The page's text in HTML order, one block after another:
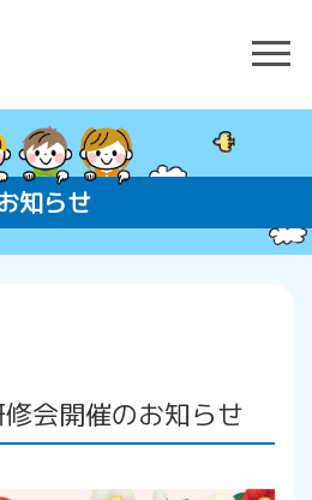
知らせ
会開催のお知らせ